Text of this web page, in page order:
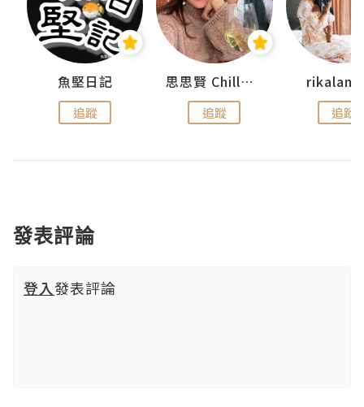
魚堅日記
追蹤
思思賢 ChillMyBabe
追蹤 追蹤
發表評論
登入發表評論